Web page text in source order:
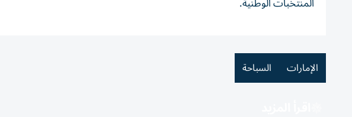
الإمارات السباحة